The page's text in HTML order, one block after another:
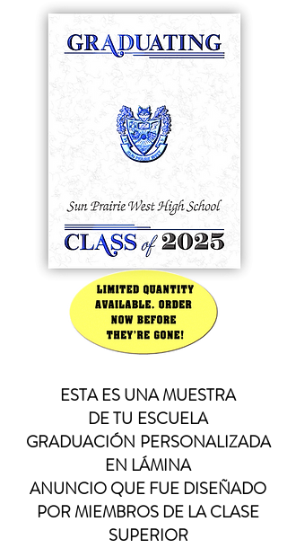
ESTA ES UNA MUESTRA
DE TU ESCUELA
GRADUACIÓN PERSONALIZADA
EN LÁMINA
ANUNCIO QUE FUE DISEÑADO
POR MIEMBROS DE LA CLASE
SUPERIOR